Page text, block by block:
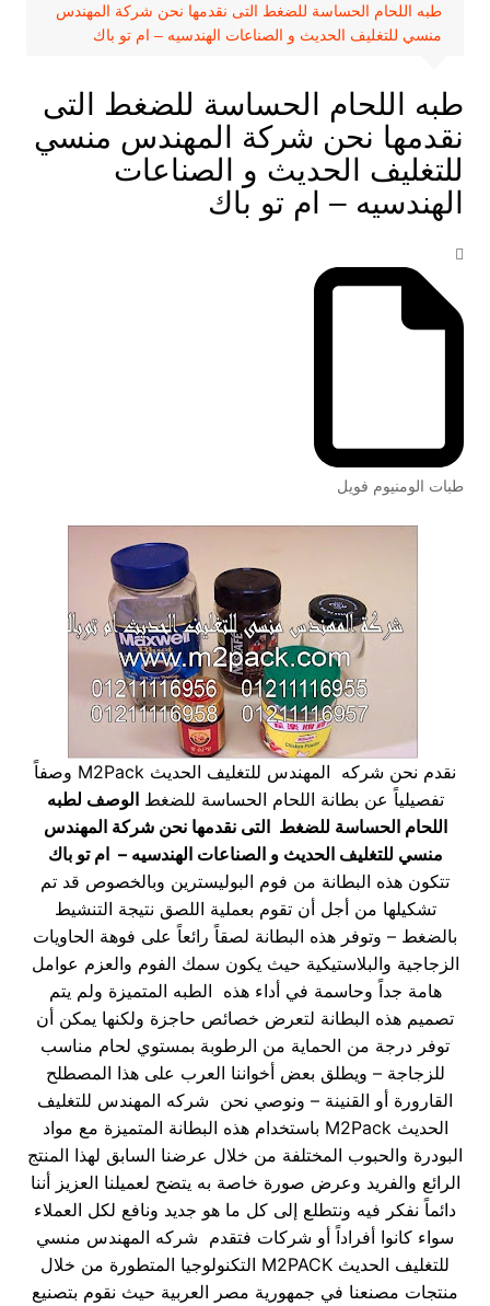
طبه اللحام الحساسة للضغط التى نقدمها نحن شركة المهندس
منسي للتغليف الحديث و الصناعات الهندسيه – ام تو باك
طبه اللحام الحساسة للضغط التى
نقدمها نحن شركة المهندس منسي
للتغليف الحديث و الصناعات
الهندسيه – ام تو باك
طبات الومنيوم فويل
نقدم نحن شركه المهندس للتغليف الحديث M2Pack وصفاً
تفصيلياً عن بطانة اللحام الحساسة للضغطالوصف لطبه
اللحام الحساسة للضغط التى نقدمها نحن شركة المهندس
منسي للتغليف الحديث و الصناعات الهندسيه – ام تو باك
تتكون هذه البطانة من فوم البوليسترين وبالخصوص قد تم
تشكيلها من أجل أن تقوم بعملية اللصق نتيجة التنشيط
بالضغط – وتوفر هذه البطانة لصقاً رائعاً على فوهة الحاويات
الزجاجية والبلاستيكية حيث يكون سمك الفوم والعزم عوامل
هامة جداً وحاسمة في أداء هذه الطبه المتميزة ولم يتم
تصميم هذه البطانة لتعرض خصائص حاجزة ولكنها يمكن أن
توفر درجة من الحماية من الرطوبة بمستوي لحام مناسب
للزجاجة – ويطلق بعض أخواننا العرب على هذا المصطلح
القارورة أو القنينة – ونوصي نحن شركه المهندس للتغليف
الحديث M2Pack باستخدام هذه البطانة المتميزة مع مواد
البودرة والحبوب المختلفة من خلال عرضنا السابق لهذا المنتج
الرائع والفريد وعرض صورة خاصة به يتضح لعميلنا العزيز أننا
دائماً نفكر فيه ونتطلع إلى كل ما هو جديد ونافع لكل العملاء
سواء كانوا أفراداً أو شركات فتقدم شركه المهندس منسي
للتغليف الحديث M2PACK التكنولوجيا المتطورة من خلال
منتجات مصنعنا في جمهورية مصر العربية حيث نقوم بتصنيع